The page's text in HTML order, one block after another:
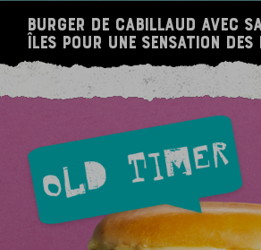
Burger de cabillaud avec
Îles pour une sensation des
exotiques.